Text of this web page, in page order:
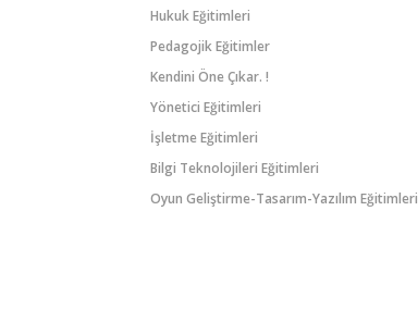
Hukuk Eğitimleri
Pedagojik Eğitimler
Kendini Öne Çıkar. !
Yönetici Eğitimleri
İşletme Eğitimleri
Bilgi Teknolojileri Eğitimleri
Oyun Geliştirme-Tasarım-Yazılım Eğitimleri